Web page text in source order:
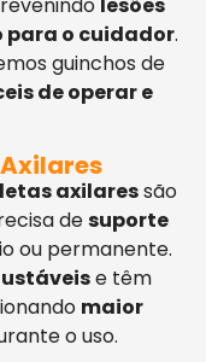
o cuidador.
guinchos de
de operar e
axilaressão
desuporte
ou permanente.
e têm
maior
o uso.